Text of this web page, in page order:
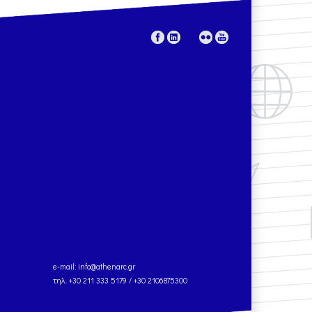
e-mail: info@athenarc.gr
τηλ. +30 211 333 5179 / +30 2106875300